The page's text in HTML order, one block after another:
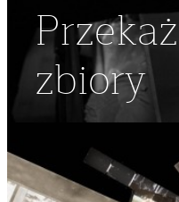
Przekaż
zbiory